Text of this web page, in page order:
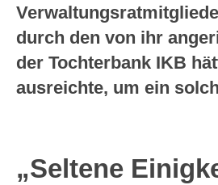
durch den von ihr
der Tochterbank IKB
ausreichte, um ein
„Seltene